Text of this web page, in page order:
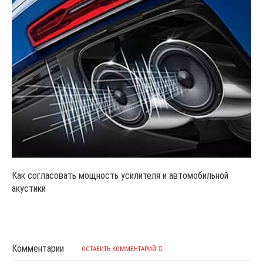
Как согласовать мощность усилителя и автомобильной
акустики
Комментарии ОСТАВИТЬ КОММЕНТАРИЙ